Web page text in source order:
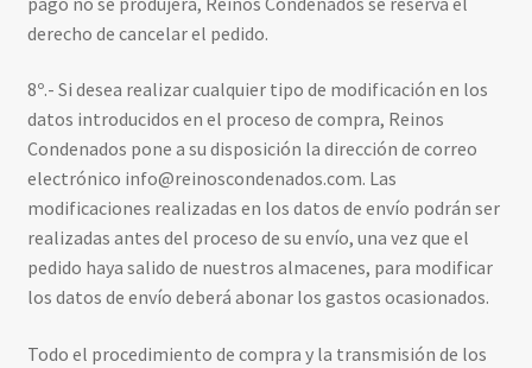
derecho de cancelar el pedido.
8º.- Si desea realizar cualquier tipo de modificación en los
datos introducidos en el proceso de compra, Reinos
Condenados pone a su disposición la dirección de correo
electrónico info@reinoscondenados.com. Las
modificaciones realizadas en los datos de envío podrán ser
realizadas antes del proceso de su envío, una vez que el
pedido haya salido de nuestros almacenes, para modificar
los datos de envío deberá abonar los gastos ocasionados.
Todo el procedimiento de compra y la transmisión de los